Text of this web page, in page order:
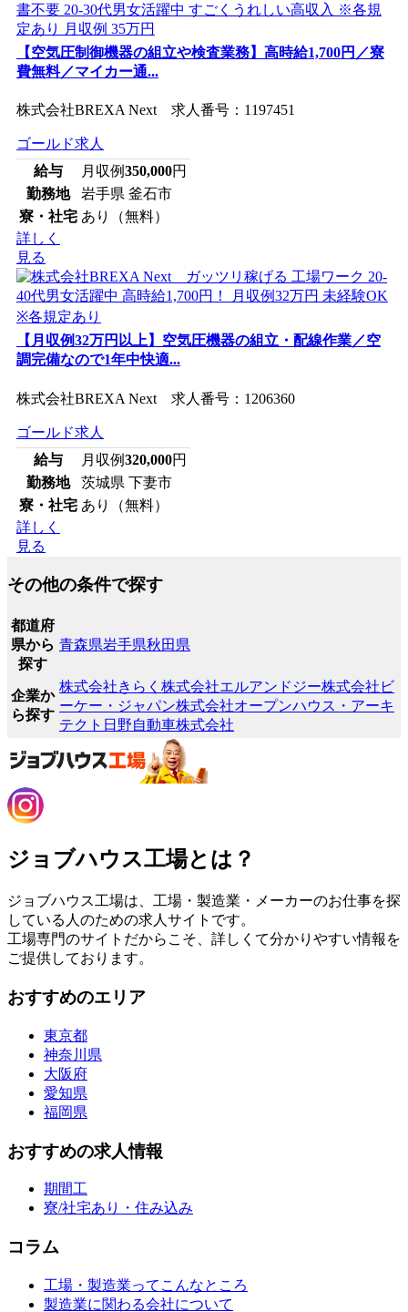
【空気圧制御機器の組立や検査業務】高時給1,700円／寮
費無料／マイカー通...
株式会社BREXA Next 求人番号：1197451
ゴールド求人
給与
月収例350,000円
勤務地
岩手県 釜石市
寮・社宅 あり（無料）
詳しく
見る
【月収例32万円以上】空気圧機器の組立・配線作業／空
調完備なので1年中快適...
株式会社BREXA Next 求人番号：1206360
ゴールド求人
給与
月収例320,000円
勤務地
茨城県 下妻市
寮・社宅 あり（無料）
詳しく
見る
その他の条件で探す
都道府
県から
探す
青森県岩手県秋田県
企業か
ら探す
株式会社きらく 株式会社エルアンドジー株式会社ビ
ーケー・ジャパン株式会社オープンハウス・アーキ
テクト 日野自動車株式会社
ジョブハウス工場とは？
ジョブハウス工場は、工場・製造業・メーカーのお仕事を探
している人のための求人サイトです。
工場専門のサイトだからこそ、詳しくて分かりやすい情報を
ご提供しております。
おすすめのエリア
東京都
神奈川県
大阪府
愛知県
福岡県
おすすめの求人情報
期間工
寮/社宅あり・住み込み
コラム
工場・製造業ってこんなところ
製造業に関わる会社について